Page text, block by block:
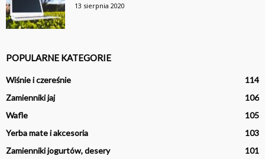
13 sierpnia 2020
POPULARNE KATEGORIE
Wiśnie i czereśnie
114
Zamienniki jaj
106
Wafle
105
Yerba mate i akcesoria
103
Zamienniki jogurtów, desery
101